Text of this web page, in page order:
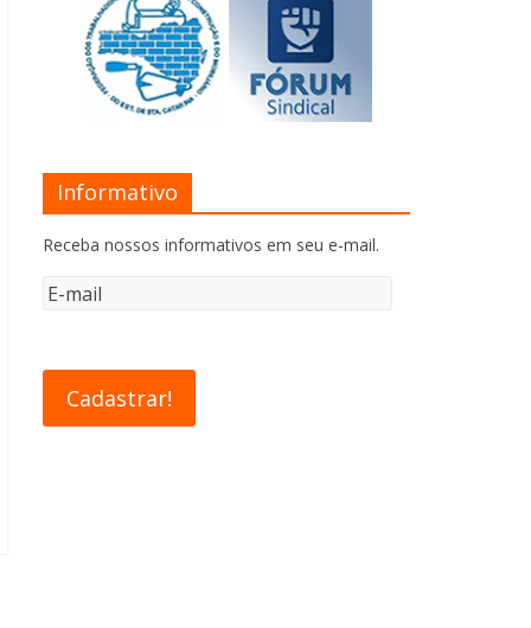
Informativo
Receba nossos informativos em seu e-mail.